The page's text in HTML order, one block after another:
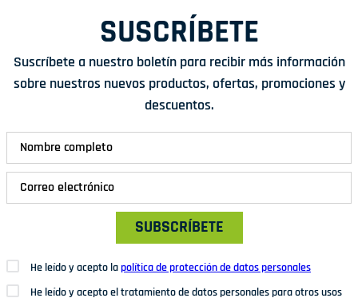
SUSCRÍBETE
Suscríbete a nuestro boletín para recibir más información
sobre nuestros nuevos productos, ofertas, promociones y
descuentos.
SUBSCRÍBETE
He leído y acepto lapolítica de protección de datos personales
He leído y acepto el tratamiento de datos personales para otros usos